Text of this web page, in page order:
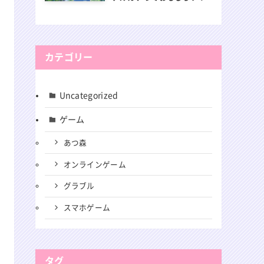
カテゴリー
Uncategorized
ゲーム
あつ森
オンラインゲーム
グラブル
スマホゲーム
タグ